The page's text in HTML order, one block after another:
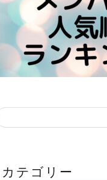
カテゴリー